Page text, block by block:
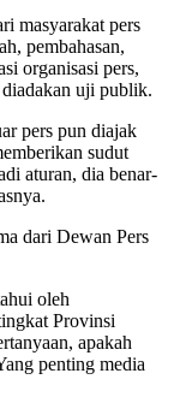
masyarakat pers
pembahasan,
organisasi pers,
uji publik.
pers pun diajak
sudut
aturan, dia benar-
dari Dewan Pers
oleh
Provinsi
apakah
penting media